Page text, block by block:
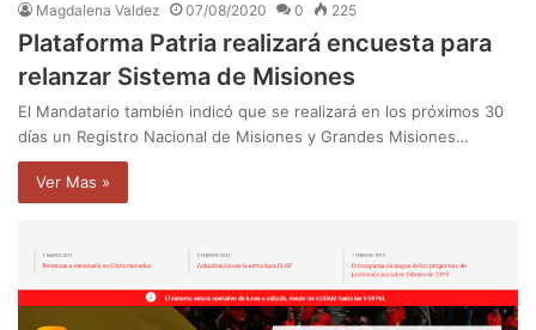
Magdalena Valdez 07/08/2020 0 225
Plataforma Patria realizará encuesta para
relanzar Sistema de Misiones
El Mandatario también indicó que se realizará en los próximos 30
días un Registro Nacional de Misiones y Grandes Misiones…
Ver Mas »